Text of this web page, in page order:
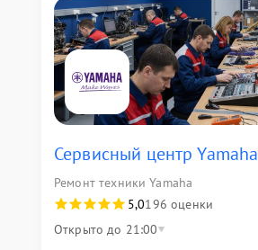
Сервисный центр Yamaha
Ремонт техники Yamaha
5,0196 оценки
Открыто до 21:00